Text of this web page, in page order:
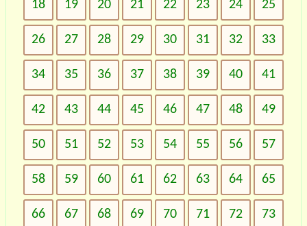
18 19 20 21 22 23 24 25
26 27 28 29 30 31 32 33
34 35 36 37 38 39 40 41
42 43 44 45 46 47 48 49
50 51 52 53 54 55 56 57
58 59 60 61 62 63 64 65
66 67 68 69 70 71 72 73